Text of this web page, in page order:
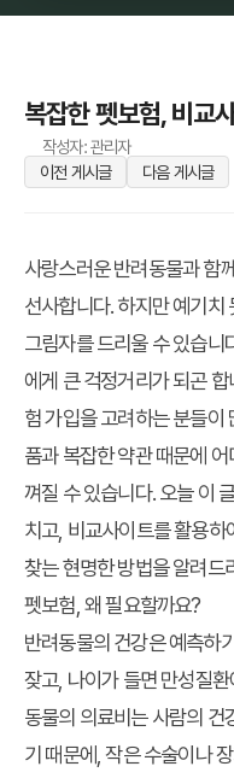
복잡한 펫보험, 비교
작성자: 관리자
이전 게시글
다음 게시글
사랑스러운 반려동물과 함
선사합니다. 하지만 예기치
그림자를 드리울 수 있습니
에게 큰 걱정거리가 되곤
험 가입을 고려하는 분들이
품과 복잡한 약관 때문에
껴질 수 있습니다. 오늘 이
치고, 비교사이트를 활용하
찾는 현명한 방법을 알려드
펫보험, 왜 필요할까요?
반려동물의 건강은 예측하
잦고, 나이가 들면 만성질
동물의 의료비는 사람의 건
기 때문에, 작은 수술이나